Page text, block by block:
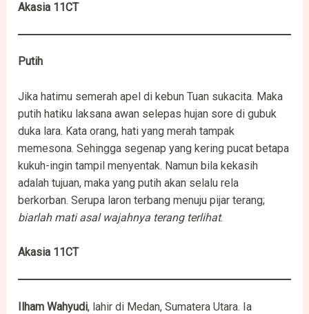
Akasia 11CT
Putih
Jika hatimu semerah apel di kebun Tuan sukacita. Maka
putih hatiku laksana awan selepas hujan sore di gubuk
duka lara. Kata orang, hati yang merah tampak
memesona. Sehingga segenap yang kering pucat betapa
kukuh-ingin tampil menyentak. Namun bila kekasih
adalah tujuan, maka yang putih akan selalu rela
berkorban. Serupa laron terbang menuju pijar terang;
biarlah mati asal wajahnya terang terlihat.
Akasia 11CT
Ilham Wahyudi, lahir di Medan, Sumatera Utara. Ia